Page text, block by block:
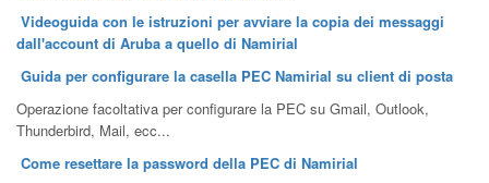
Videoguida con le istruzioni per avviare la copia dei messaggi
dall'account di Aruba a quello di Namirial
Guida per configurare la casella PEC Namirial su client di posta
Operazione facoltativa per configurare la PEC su Gmail, Outlook,
Thunderbird, Mail, ecc...
Come resettare la password della PEC di Namirial